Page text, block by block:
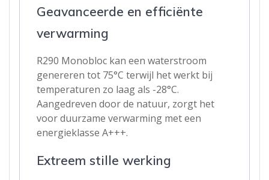
Geavanceerde en efficiënte
verwarming
R290 Monobloc kan een waterstroom
genereren tot 75°C terwijl het werkt bij
temperaturen zo laag als -28°C.
Aangedreven door de natuur, zorgt het
voor duurzame verwarming met een
energieklasse A+++.
Extreem stille werking